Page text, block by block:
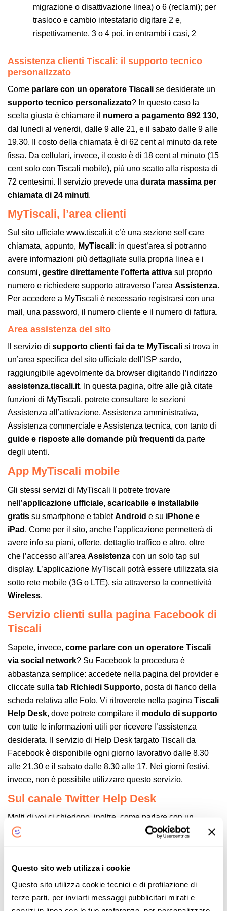
Questo sito web utilizza i cookie
Questo sito utilizza cookie tecnici e di profilazione di
terze parti, per inviarti messaggi pubblicitari mirati e
migrazione o disattivazione linea) o 6 (reclami); per
trasloco e cambio intestatario digitare 2 e,
rispettivamente, 3 o 4 poi, in entrambi i casi, 2
Assistenza clienti Tiscali: il supporto tecnico
personalizzato
Come parlare con un operatore Tiscali se desiderate un
supporto tecnico personalizzato? In questo caso la
scelta giusta è chiamare il numero a pagamento 892 130,
dal lunedi al venerdi, dalle 9 alle 21, e il sabato dalle 9 alle
19.30. Il costo della chiamata è di 62 cent al minuto da rete
fissa. Da cellulari, invece, il costo è di 18 cent al minuto (15
cent solo con Tiscali mobile), più uno scatto alla risposta di
72 centesimi. Il servizio prevede una durata massima per
chiamata di 24 minuti.
MyTiscali, l’area clienti
Sul sito ufficiale www.tiscali.it c’è una sezione self care
chiamata, appunto, MyTiscali: in quest’area si potranno
avere informazioni più dettagliate sulla propria linea e i
consumi, gestire direttamente l’offerta attiva sul proprio
numero e richiedere supporto attraverso l’area Assistenza.
Per accedere a MyTiscali è necessario registrarsi con una
mail, una password, il numero cliente e il numero di fattura.
Area assistenza del sito
Il servizio di supporto clienti fai da te MyTiscali si trova in
un’area specifica del sito ufficiale dell’ISP sardo,
raggiungibile agevolmente da browser digitando l’indirizzo
assistenza.tiscali.it. In questa pagina, oltre alle già citate
funzioni di MyTiscali, potrete consultare le sezioni
Assistenza all’attivazione, Assistenza amministrativa,
Assistenza commerciale e Assistenza tecnica, con tanto di
guide e risposte alle domande più frequenti da parte
degli utenti.
App MyTiscali mobile
Gli stessi servizi di MyTiscali li potrete trovare
nell’applicazione ufficiale, scaricabile e installabile
gratis su smartphone e tabletAndroid e su iPhone e
iPad . Come per il sito, anche l’applicazione permetterà di
avere info su piani, offerte, dettaglio traffico e altro, oltre
che l’accesso all’area Assistenza con un solo tap sul
display. L’applicazione MyTiscali potrà essere utilizzata sia
sotto rete mobile (3G o LTE), sia attraverso la connettività
Wireless.
Servizio clienti sulla pagina Facebook di
Tiscali
Sapete, invece, come parlare con un operatore Tiscali
via social network? Su Facebook la procedura è
abbastanza semplice: accedete nella pagina del provider e
cliccate sulla tab Richiedi Supporto, posta di fianco della
scheda relativa alle Foto. Vi ritroverete nella pagina Tiscali
Help Desk, dove potrete compilare il modulo di supporto
con tutte le informazioni utili per ricevere l’assistenza
desiderata. Il servizio di Help Desk targato Tiscali da
Facebook è disponibile ogni giorno lavorativo dalle 8.30
alle 21.30 e il sabato dalle 8.30 alle 17. Nei giorni festivi,
invece, non è possibile utilizzare questo servizio.
Sul canale Twitter Help Desk
Molti di voi ci chiedono, inoltre, come parlare con un
operatore Tiscali su
, un altro utilizzatissimo social
lunedì al venerdì e il sabato dalle 8.30 alle 17 (i festivi sono
esclusi). Attraverso un tweet è possibile richiedere
assistenza oppuredirettamente con un DM (il messaggio